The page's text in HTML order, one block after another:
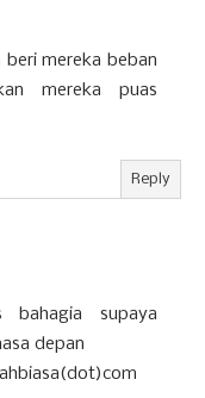
mereka beban
mereka puas
Reply
bahagia supaya
depan